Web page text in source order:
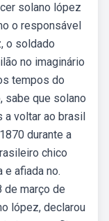
solano lópez
o responsável
o soldado
no imaginário
tempos do
sabe que solano
voltar ao brasil
durante a
chico
e afiada no.
de março de
lópez, declarou